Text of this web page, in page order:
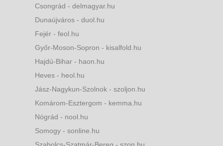
Csongrád - delmagyar.hu
Dunaújváros - duol.hu
Fejér - feol.hu
Győr-Moson-Sopron - kisalfold.hu
Hajdú-Bihar - haon.hu
Heves - heol.hu
Jász-Nagykun-Szolnok - szoljon.hu
Komárom-Esztergom - kemma.hu
Nógrád - nool.hu
Somogy - sonline.hu